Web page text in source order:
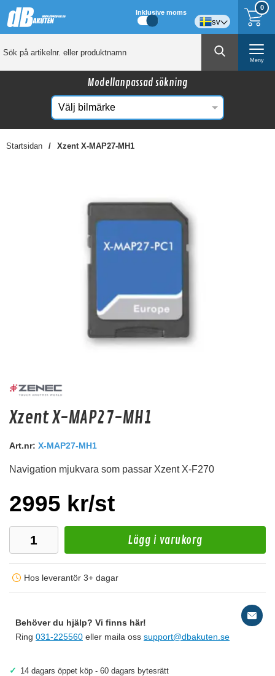
0
Inklusive moms
sv
Meny
Modellanpassad sökning
Startsidan Xzent X-MAP27-MH1
dig?
Deaf Bonce Machete 20mm2 OFC (Svart)
20mm2 kopparkabel
Snabblager 1-3 dagar
Xzent X-MAP27-MH1
Art.nr: X-MAP27-MH1
Navigation mjukvara som passar Xzent X-F270
2995 kr/st
Lägg i varukorg
Hos leverantör 3+ dagar
Behöver du hjälp? Vi finns här!
Ring 031-225560 eller maila oss support@dbakuten.se
✓ 14 dagars öppet köp - 60 dagars bytesrätt